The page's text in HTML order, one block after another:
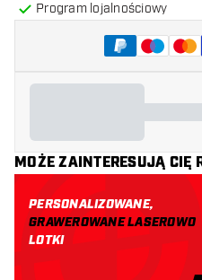
Program lojalnościowy
MOŻE ZAINTERESUJĄ CIĘ
PERSONALIZOWANE,
GRAWEROWANE LASEROWO
LOTKI